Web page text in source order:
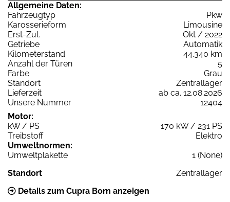
Allgemeine Daten:
Fahrzeugtyp
Pkw
Karosserieform
Limousine
Erst-Zul.
Okt / 2022
Getriebe
Automatik
Kilometerstand
44.340 km
Anzahl der Türen
5
Farbe
Grau
Standort
Zentrallager
Lieferzeit
ab ca. 12.08.2026
Unsere Nummer
12404
Motor:
kW / PS
170 kW / 231 PS
Treibstoff
Elektro
Umweltnormen:
Umweltplakette
1 (None)
Standort
Zentrallager
Details zum Cupra Born anzeigen